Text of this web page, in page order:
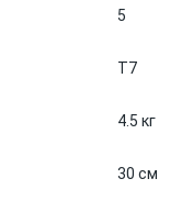
5
T7
4.5 кг
30 см